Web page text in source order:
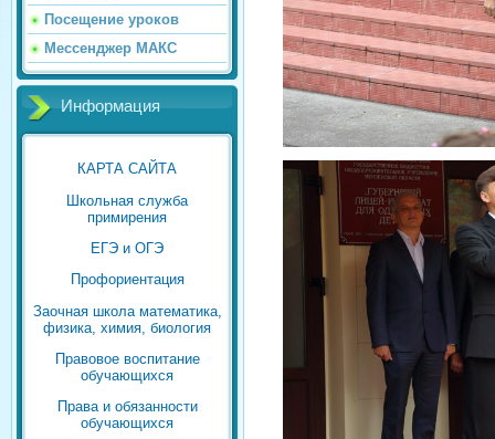
Посещение уроков
Мессенджер МАКС
Информация
КАРТА САЙТА
Школьная служба
примирения
ЕГЭ и ОГЭ
Профориентация
Заочная школа математика,
физика, химия, биология
Правовое воспитание
обучающихся
Права и обязанности
обучающихся